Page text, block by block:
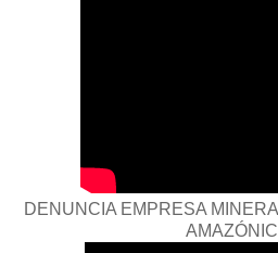
DENUNCIA EMPRESA